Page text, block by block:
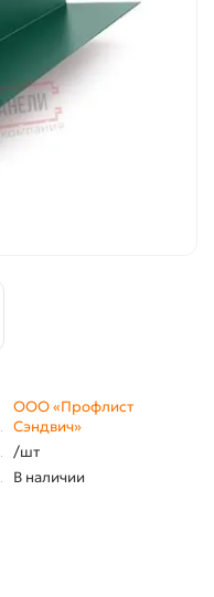
ООО «Профлист
Сэндвич»
/шт
В наличии